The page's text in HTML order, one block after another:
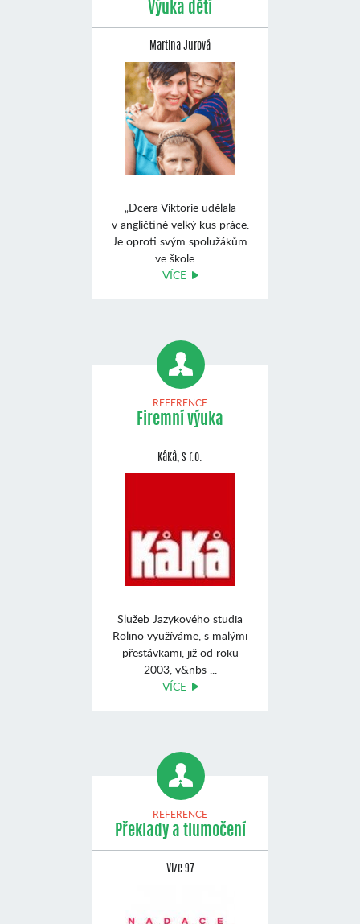
Výuka dětí
Martina Jurová
„Dcera Viktorie udělala
v angličtině velký kus práce.
Je oproti svým spolužákům
ve škole ...
VÍCE
REFERENCE
Firemní výuka
Kåkå, s r.o.
Služeb Jazykového studia
Rolino využíváme, s malými
přestávkami, již od roku
2003, v&nbs ...
VÍCE
REFERENCE
Překlady a tlumočení
Vize 97